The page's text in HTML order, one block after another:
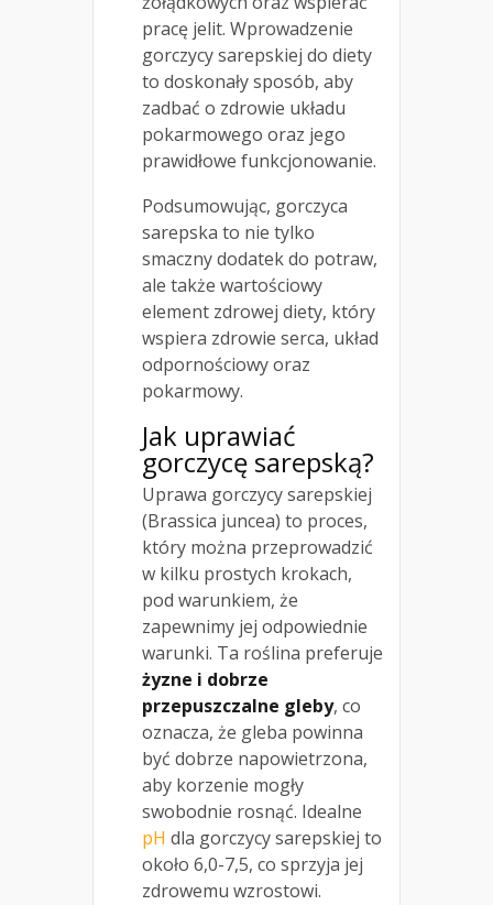
pracę jelit. Wprowadzenie
gorczycy sarepskiej do diety
to doskonały sposób, aby
zadbać o zdrowie układu
pokarmowego oraz jego
prawidłowe funkcjonowanie.
Podsumowując, gorczyca
sarepska to nie tylko
smaczny dodatek do potraw,
ale także wartościowy
element zdrowej diety, który
wspiera zdrowie serca, układ
odpornościowy oraz
pokarmowy.
Jak uprawiać
gorczycę sarepską?
Uprawa gorczycy sarepskiej
(Brassica juncea) to proces,
który można przeprowadzić
w kilku prostych krokach,
pod warunkiem, że
zapewnimy jej odpowiednie
warunki. Ta roślina preferuje
żyzne i dobrze
przepuszczalne gleby, co
oznacza, że gleba powinna
być dobrze napowietrzona,
aby korzenie mogły
swobodnie rosnąć. Idealne
pH dla gorczycy sarepskiej to
około 6,0-7,5, co sprzyja jej
zdrowemu wzrostowi.